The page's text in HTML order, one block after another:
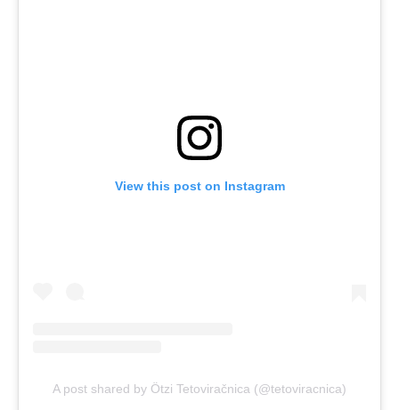
View this post on Instagram
A post shared by Ötzi Tetoviračnica (@tetoviracnica)